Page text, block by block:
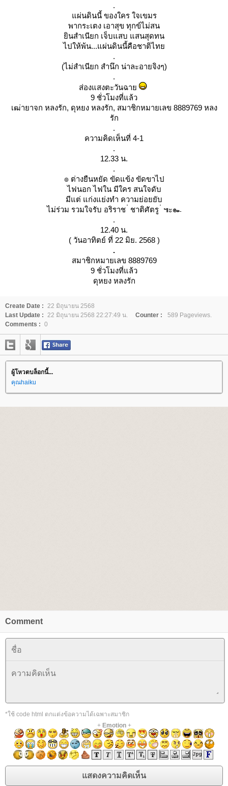
.
ผ่นดินนี้ ของใคร ใจเขมร
พากระเตง เอาสุข ทุกข์ไม่สน
ินสำเนียก เจ็บแสบ แสนสุดทน
ไปให้พ้น...แผ่นดินนี้คือชาติไท
.
(ไม่สำเนียก สำนึก น่าละอายจิงๆ)
.
ส่องแสงตะวันฉา
9 ชั่วโมงที่แล้ว
เฒ่ายาจก หลงรัก, ดุหยง หลงรัก, สมาชิกหมายเลข 8889769 หลง
รัก
.
ความคิดเห็นที่ 4-1
.
12.33 น.
.
๏ ต่างยืนหยัด ขัดแข้ง ขัดขาไป
ไฟนอก ไฟใน มีใคร สนใจดับ
มีแต่ แก่งแย่งทำ ความย่อยยับ
ไม่ร่วม รวมใจรับ อริราช ่ ชาติศัตรู ่ ๚ะ๛
.
12.40 น.
( วันอาทิตย์ ที่ 22 มิย. 2568 )
.
สมาชิกหมายเลข 8889769
9 ชั่วโมงที่แล้ว
ดุหยง หลงรัก
Create Date :
22 มิถุนายน 2568
Last Update :
22 มิถุนายน 2568 22:27:49 น. Counter :
589 Pageviews.
Comments : 0
ผู้โหวตบล็อกนี้...
คุณhaiku
Comment
*ใช้ code html ตกแต่งข้อความได้เฉพาะสมาชิก
+ Emotion+